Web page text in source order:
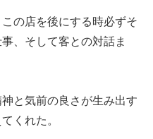
の店を後にする時必ずそ
、そして客との対話ま
と気前の良さが生み出す
くれた。